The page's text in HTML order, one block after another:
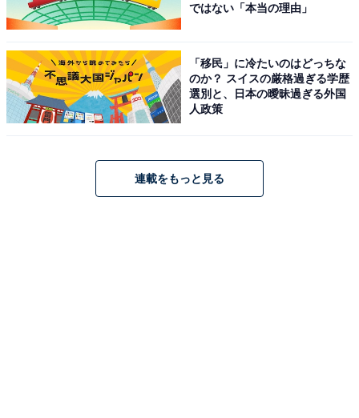
ではない「本当の理由」
「移民」に冷たいのはどっちな
のか？ スイスの厳格過ぎる学歴
選別と、日本の曖昧過ぎる外国
人政策
連載をもっと見る